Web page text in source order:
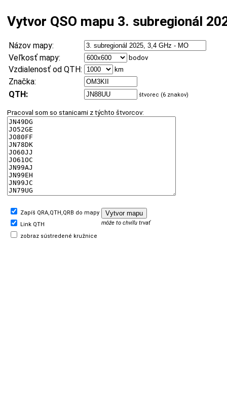
Vytvor QSO mapu 3. subregionál
Názov mapy:
Veľkosť mapy:
bodov
Vzdialenosť od QTH: km
Značka:
QTH:
štvorec (6 znakov)
Pracoval som so stanicami z týchto štvorcov:
Zapíš QRA,QTH,QRB do mapy
môže to chvíľu trvať
Link QTH
zobraz sústredené kružnice